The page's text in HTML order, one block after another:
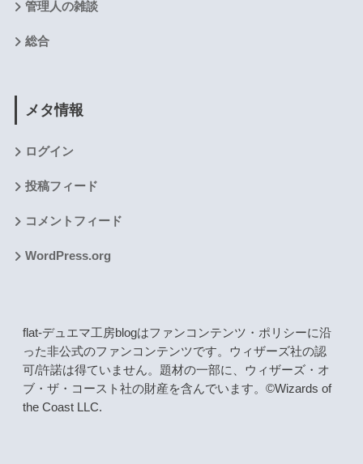
管理人の雑談
総合
メタ情報
ログイン
投稿フィード
コメントフィード
WordPress.org
flat-デュエマ工房blogはファンコンテンツ・ポリシーに沿
った非公式のファンコンテンツです。ウィザーズ社の認
可/許諾は得ていません。題材の一部に、ウィザーズ・オ
ブ・ザ・コースト社の財産を含んでいます。©Wizards of
the Coast LLC.